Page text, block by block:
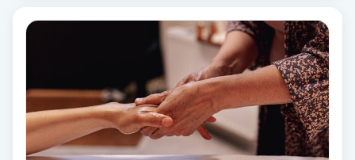
Frisör
Funktionsanalys